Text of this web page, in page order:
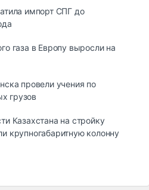
импорт СПГ до
газа в Европу выросли на
провели учения по
грузов
Казахстана на стройку
крупногабаритную колонну